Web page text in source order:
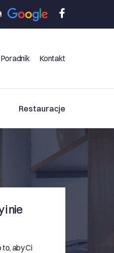
Poradnik Kontakt
Restauracje
i nie
aby Ci